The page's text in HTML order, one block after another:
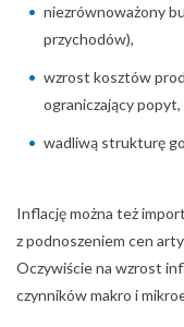
niezrównoważony
przychodów),
wzrost kosztów
ograniczający popyt,
wadliwą strukturę
Inflację można też
z podnoszeniem cen
Oczywiście na wzrost
czynników makro i